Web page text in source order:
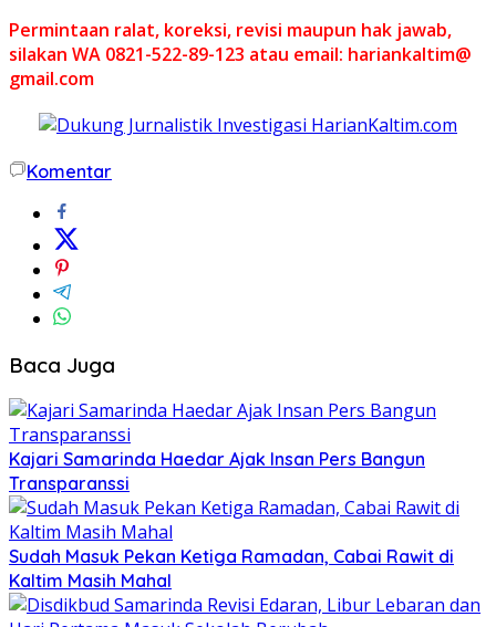
Permintaan ralat, koreksi, revisi maupun hak jawab,
silakan WA 0821-522-89-123 atau email: hariankaltim@
gmail.com
Komentar
Baca Juga
Kajari Samarinda Haedar Ajak Insan Pers Bangun
Transparanssi
Sudah Masuk Pekan Ketiga Ramadan, Cabai Rawit di
Kaltim Masih Mahal